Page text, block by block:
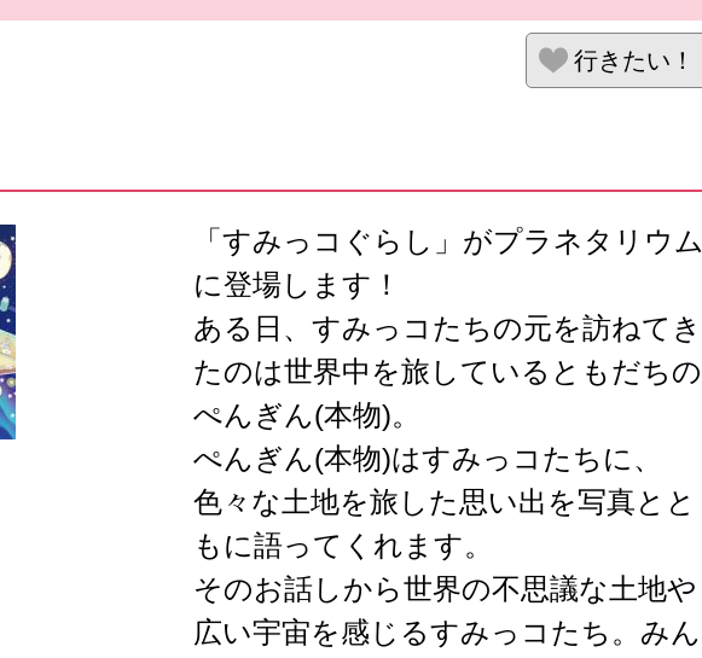
行きたい！
「すみっコぐらし」がプラネタリウム
に登場します！
ある日、すみっコたちの元を訪ねてき
たのは世界中を旅しているともだちの
ぺんぎん(本物)。
ぺんぎん(本物)はすみっコたちに、
色々な土地を旅した思い出を写真とと
もに語ってくれます。
そのお話しから世界の不思議な土地や
広い宇宙を感じるすみっコたち。みん